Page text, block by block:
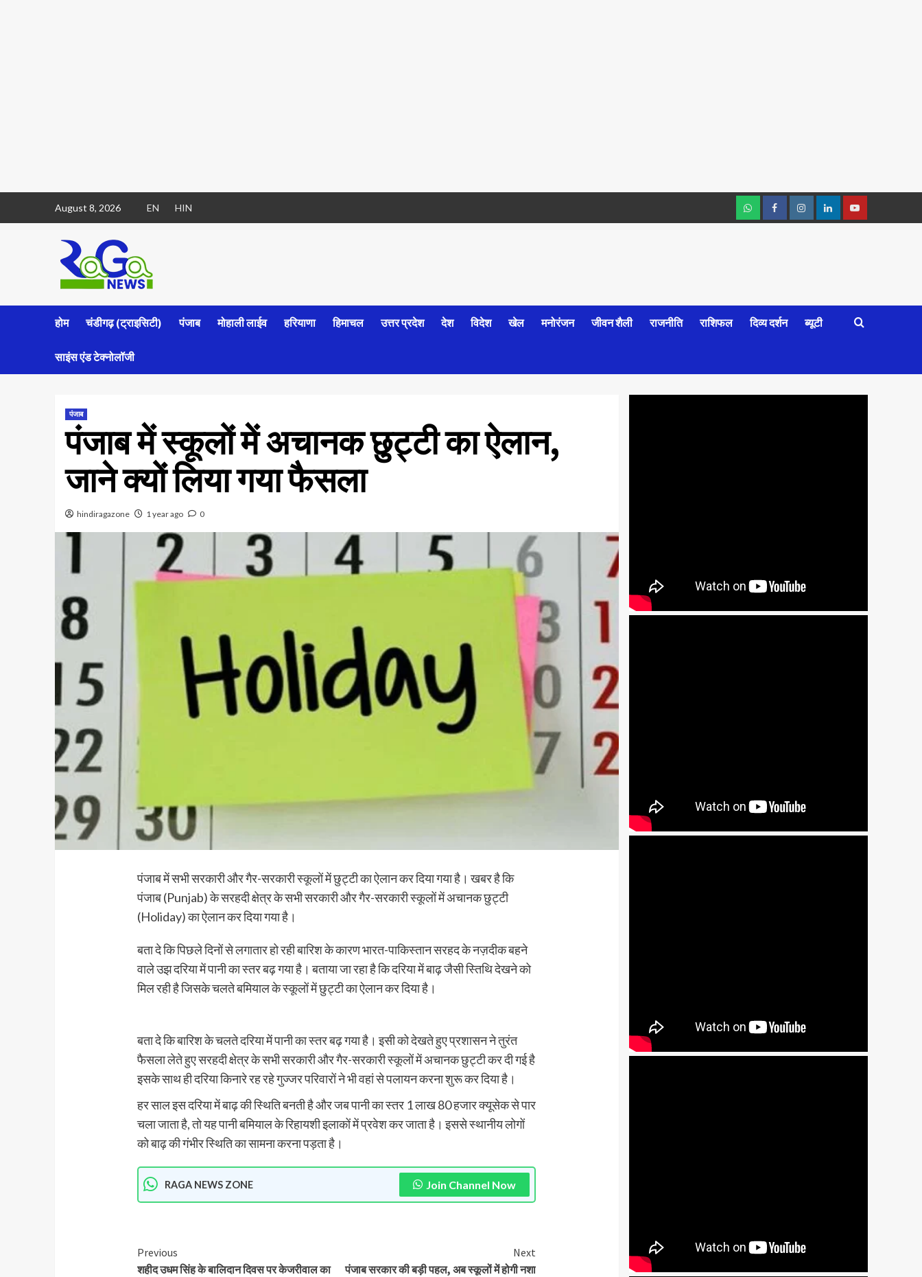
August 8, 2026 EN HIN
होम चंडीगढ़ (ट्राइसिटी) पंजाब मोहाली लाईव हरियाणा हिमाचल उत्तर प्रदेश देश विदेश खेल मनोरंजन जीवन शैली राजनीति राशिफल दिव्य दर्शन ब्यूटी
साइंस एंड टेक्नोलॉजी
पंजाब
पंजाब में स्कूलों में अचानक छुट्टी का ऐलान,
जाने क्यों लिया गया फैसला
hindiragazone 1 year ago 0
पंजाब में सभी सरकारी और गैर-सरकारी स्कूलों में छुट्टी का ऐलान कर दिया गया है। खबर है कि
पंजाब (Punjab) के सरहदी क्षेत्र के सभी सरकारी और गैर-सरकारी स्कूलों में अचानक छुट्टी
(Holiday) का ऐलान कर दिया गया है।
बता दे कि पिछले दिनों से लगातार हो रही बारिश के कारण भारत-पाकिस्तान सरहद के नज़दीक बहने
वाले उझ दरिया में पानी का स्तर बढ़ गया है। बताया जा रहा है कि दरिया में बाढ़ जैसी स्तिथि देखने को
मिल रही है जिसके चलते बमियाल के स्कूलों में छुट्टी का ऐलान कर दिया है।
बता दे कि बारिश के चलते दरिया में पानी का स्तर बढ़ गया है। इसी को देखते हुए प्रशासन ने तुरंत
फैसला लेते हुए सरहदी क्षेत्र के सभी सरकारी और गैर-सरकारी स्कूलों में अचानक छुट्टी कर दी गई है
इसके साथ ही दरिया किनारे रह रहे गुज्जर परिवारों ने भी वहां से पलायन करना शुरू कर दिया है।
हर साल इस दरिया में बाढ़ की स्थिति बनती है और जब पानी का स्तर 1 लाख 80 हजार क्यूसेक से पार
चला जाता है, तो यह पानी बमियाल के रिहायशी इलाकों में प्रवेश कर जाता है। इससे स्थानीय लोगों
को बाढ़ की गंभीर स्थिति का सामना करना पड़ता है।
RAGA NEWS ZONE Join Channel Now
Previous
शहीद उधम सिंह के बालिदान दिवस पर केजरीवाल का
Next
पंजाब सरकार की बड़ी पहल, अब स्कूलों में होगी नशा